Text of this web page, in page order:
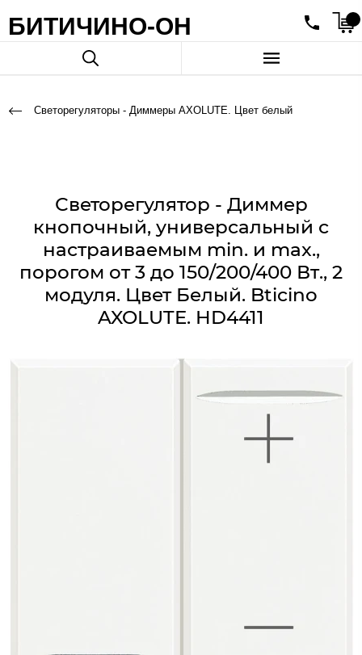
БИТИЧИНО-ОН
Светорегуляторы - Диммеры AXOLUTE. Цвет белый
Светорегулятор - Диммер
кнопочный, универсальный с
настраиваемым min. и max.,
порогом от 3 до 150/200/400 Вт., 2
модуля. Цвет Белый. Bticino
AXOLUTE. HD4411